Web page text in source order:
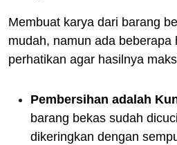
Membuat karya dari barang
mudah, namun ada beberapa
perhatikan agar hasilnya
Pembersihan adalah
barang bekas sudah
dikeringkan dengan